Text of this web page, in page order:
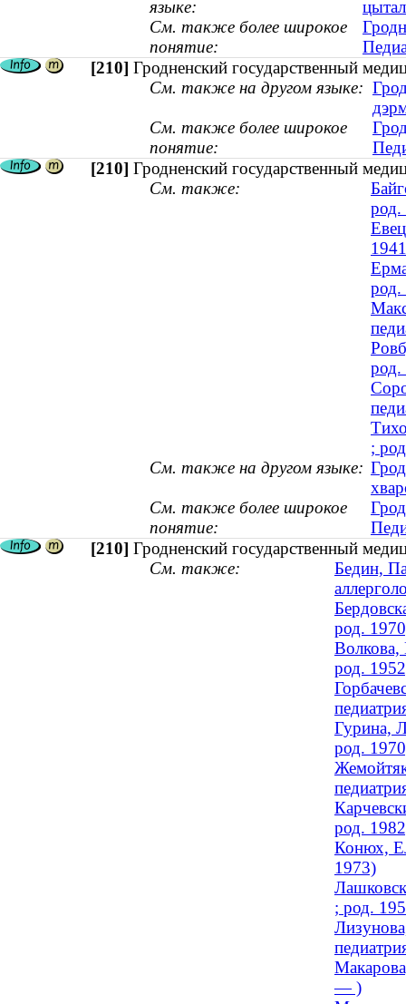
языке:
См. также более широкое
понятие:
[210] Гродненский государственный
См. также на другом языке:
См. также более широкое
понятие:
[210] Гродненский государственный
См. также:
род.
род.
род.
;
См. также на другом языке:
См. также более широкое
понятие:
[210] Гродненский государственный
См. также:
Бедин,
род.
Волкова,
род.
Гурина,
род.
род.
Конюх,
1973)
; род.
— )